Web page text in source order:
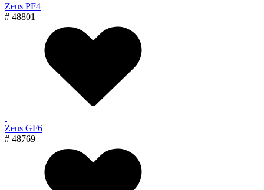
Zeus PF4
# 48801
Zeus GF6
# 48769